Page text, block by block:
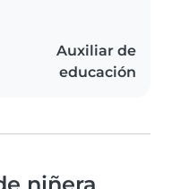
Auxiliar de
educación